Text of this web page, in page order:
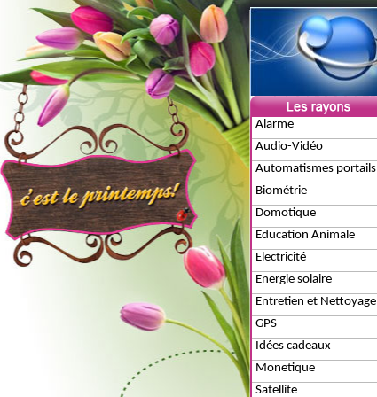
Alarme
Audio-Vidéo
Automatismes portails
Biométrie
Domotique
Education Animale
Electricité
Energie solaire
Entretien et Nettoyage
GPS
Idées cadeaux
Monetique
Satellite